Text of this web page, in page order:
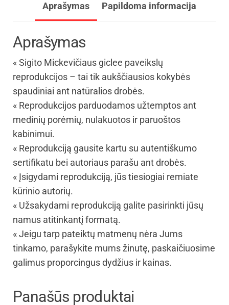
Aprašymas Papildoma informacija
Aprašymas
« Sigito Mickevičiaus giclee paveikslų
reprodukcijos – tai tik aukščiausios kokybės
spaudiniai ant natūralios drobės.
« Reprodukcijos parduodamos užtemptos ant
medinių porėmių, nulakuotos ir paruoštos
kabinimui.
« Reprodukciją gausite kartu su autentiškumo
sertifikatu bei autoriaus parašu ant drobės.
« Įsigydami reprodukciją, jūs tiesiogiai remiate
kūrinio autorių.
« Užsakydami reprodukciją galite pasirinkti jūsų
namus atitinkantį formatą.
« Jeigu tarp pateiktų matmenų nėra Jums
tinkamo, parašykite mums žinutę, paskaičiuosime
galimus proporcingus dydžius ir kainas.
Panašūs produktai